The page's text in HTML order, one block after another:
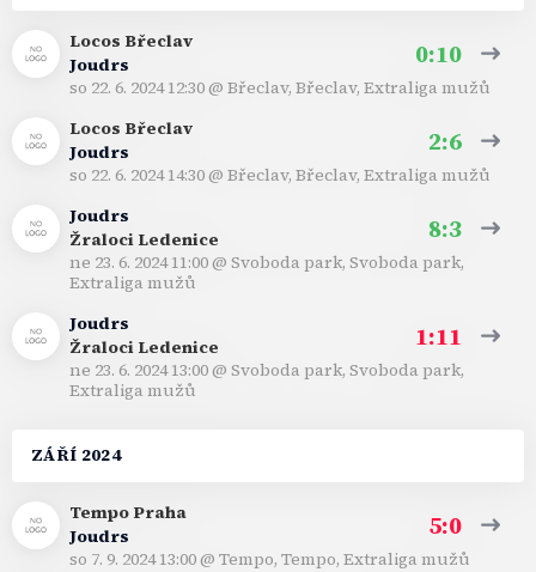
Locos Břeclav
Joudrs
0:10
so 22. 6. 2024 12:30 @ Břeclav, Břeclav, Extraliga mužů
Locos Břeclav
Joudrs
2:6
so 22. 6. 2024 14:30 @ Břeclav, Břeclav, Extraliga mužů
Joudrs
Žraloci Ledenice
8:3
ne 23. 6. 2024 11:00 @ Svoboda park, Svoboda park,
Extraliga mužů
Joudrs
Žraloci Ledenice
1:11
ne 23. 6. 2024 13:00 @ Svoboda park, Svoboda park,
Extraliga mužů
ZÁŘÍ 2024
Tempo Praha
Joudrs
5:0
so 7. 9. 2024 13:00 @ Tempo, Tempo, Extraliga mužů